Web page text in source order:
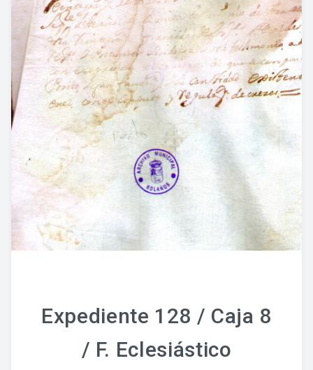
Expediente 128 / Caja 8
/ F. Eclesiástico